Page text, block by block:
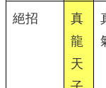
絕招
真
龍
天